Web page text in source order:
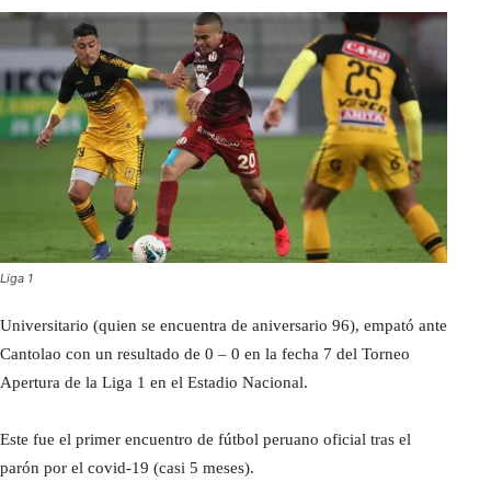
Liga 1
Universitario (quien se encuentra de aniversario 96), empató ante
Cantolao con un resultado de 0 – 0 en la fecha 7 del Torneo
Apertura de la Liga 1 en el Estadio Nacional.
Este fue el primer encuentro de fútbol peruano oficial tras el
parón por el covid-19 (casi 5 meses).